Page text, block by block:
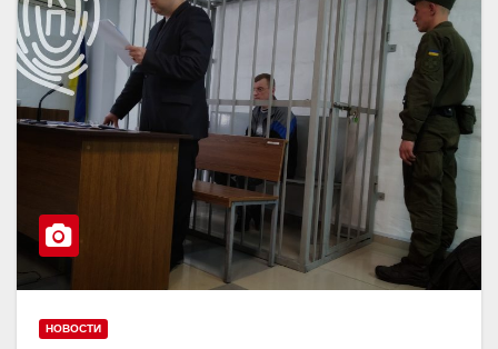
НОВОСТИ